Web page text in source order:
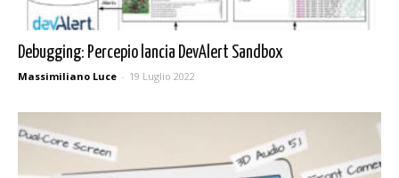
Debugging: Percepio lancia DevAlert Sandbox
Massimiliano Luce - 19 Luglio 2022